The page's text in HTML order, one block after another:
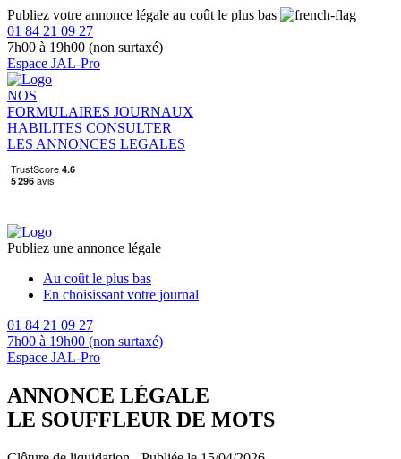
Publiez votre annonce légale au coût le plus bas
01 84 21 09 27
7h00 à 19h00 (non surtaxé)
Espace JAL-Pro
NOS
FORMULAIRES JOURNAUX
HABILITES CONSULTER
LES ANNONCES LEGALES
Publiez une annonce légale
Au coût le plus bas
En choisissant votre journal
01 84 21 09 27
7h00 à 19h00 (non surtaxé)
Espace JAL-Pro
ANNONCE LÉGALE
LE SOUFFLEUR DE MOTS